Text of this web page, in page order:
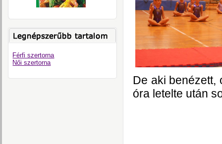
Férfi szertorna
Női szertorna
De aki benézett,
óra letelte után